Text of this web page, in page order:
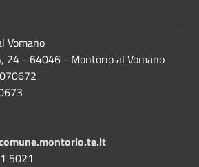
Vomano
24 - 64046 - Montorio al Vomano
5021